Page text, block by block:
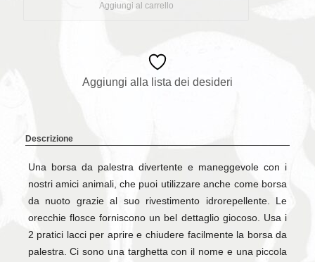
Aggiungi al carrello
Aggiungi alla lista dei desideri
Descrizione
Una borsa da palestra divertente e maneggevole con i
nostri amici animali, che puoi utilizzare anche come borsa
da nuoto grazie al suo rivestimento idrorepellente. Le
orecchie flosce forniscono un bel dettaglio giocoso. Usa i
2 pratici lacci per aprire e chiudere facilmente la borsa da
palestra. Ci sono una targhetta con il nome e una piccola